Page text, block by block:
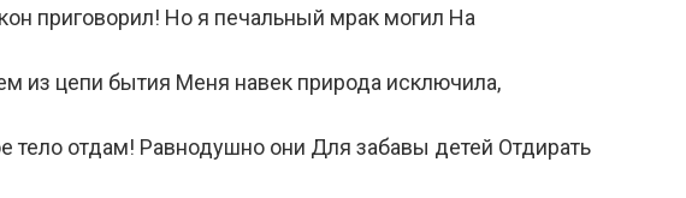
приговорил! Но я печальный мрак могил На
из цепи бытия Меня навек природа исключила,
тело отдам! Равнодушно они Для забавы детей Отдирать